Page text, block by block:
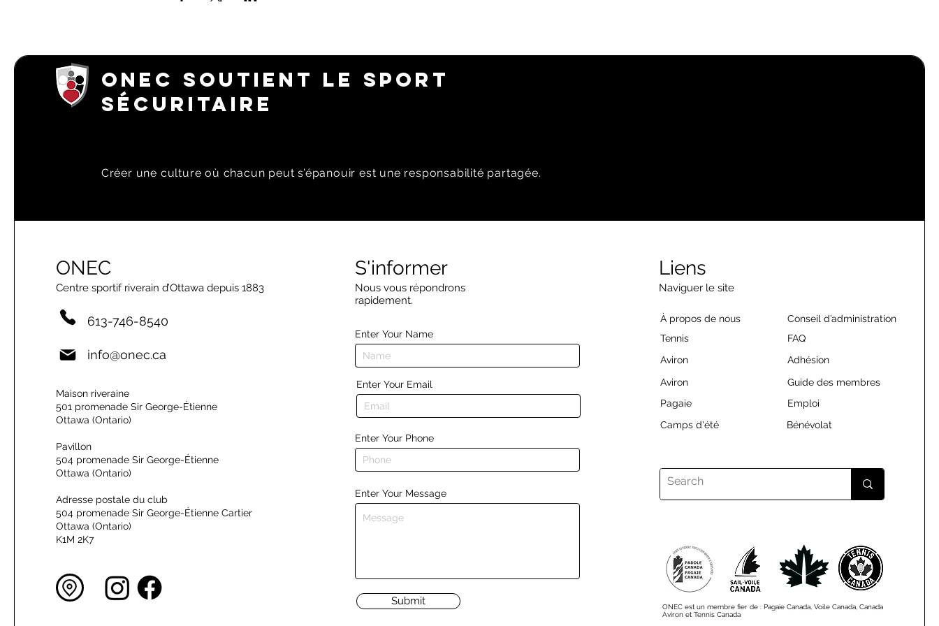
ONEC SOUTIENT LE SPORT
SÉCURITAIRE
Créer une culture où chacun peut s’épanouir est une responsabilité partagée.
ONEC
Centre sportif riverain d’Ottawa depuis 1883
613-746-8540
info@onec.ca
Maison riveraine
501 promenade Sir George-Étienne
Ottawa (Ontario)
Pavillon
504 promenade Sir George-Étienne
Ottawa (Ontario)
Adresse postale du club
504 promenade Sir George-Étienne Cartier
Ottawa (Ontario)
K1M 2K7
S'informer
Nous vous répondrons
rapidement.
Enter Your Name
Enter Your Email
Enter Your Phone
Enter Your Message
Submit
Liens
Naviguer le site
À propos de nous
Tennis
Aviron
Aviron
Pagaie
Camps d'été
Conseil d’administration
FAQ
Adhésion
Guide des membres
Emploi
Bénévolat
ONEC est un membre fier de : Pagaie Canada, Voile Canada, Canada
Aviron et Tennis Canada